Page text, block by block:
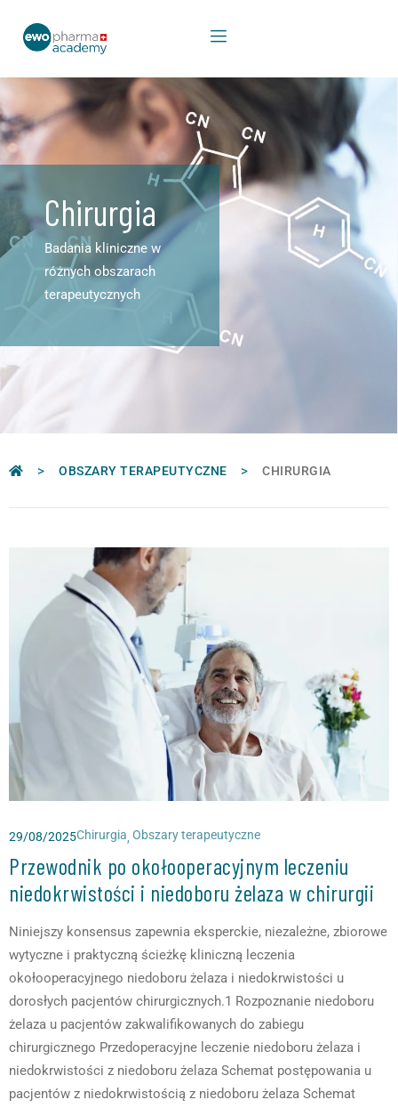
Chirurgia
Badania kliniczne w
różnych obszarach
terapeutycznych
> OBSZARY TERAPEUTYCZNE > CHIRURGIA
29/08/2025Chirurgia, Obszary terapeutyczne
Przewodnik po okołooperacyjnym leczeniu
niedokrwistości i niedoboru żelaza w chirurgii
Niniejszy konsensus zapewnia eksperckie, niezależne, zbiorowe
wytyczne i praktyczną ścieżkę kliniczną leczenia
okołooperacyjnego niedoboru żelaza i niedokrwistości u
dorosłych pacjentów chirurgicznych.1 Rozpoznanie niedoboru
żelaza u pacjentów zakwalifikowanych do zabiegu
chirurgicznego Przedoperacyjne leczenie niedoboru żelaza i
niedokrwistości z niedoboru żelaza Schemat postępowania u
pacjentów z niedokrwistością z niedoboru żelaza Schemat